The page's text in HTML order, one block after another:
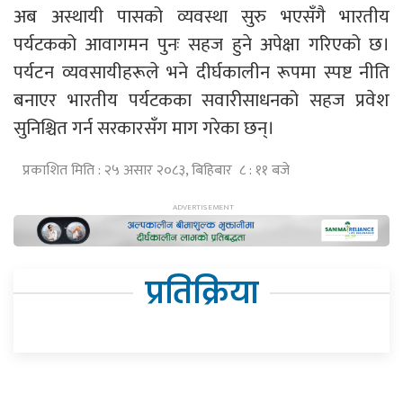
अब अस्थायी पासको व्यवस्था सुरु भएसँगै भारतीय
पर्यटकको आवागमन पुनः सहज हुने अपेक्षा गरिएको छ।
पर्यटन व्यवसायीहरूले भने दीर्घकालीन रूपमा स्पष्ट नीति
बनाएर भारतीय पर्यटकका सवारीसाधनको सहज प्रवेश
सुनिश्चित गर्न सरकारसँग माग गरेका छन्।
प्रकाशित मिति : २५ असार २०८३, बिहिबार ८ : ११ बजे
प्रतिक्रिया